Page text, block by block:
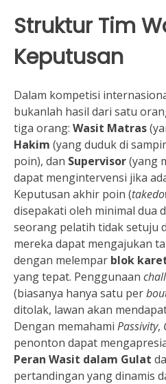
Struktur Tim
Keputusan
Dalam kompetisi
bukanlah hasil dari satu
tiga orang: Wasit Matras
Hakim (yang duduk di
poin), dan Supervisor(yang
dapat mengintervensi jika
Keputusan akhir poin (
disepakati oleh minimal dua
seorang pelatih tidak setuju
mereka dapat mengajukan
dengan melempar blok
yang tepat. Penggunaan
(biasanya hanya satu per
ditolak, lawan akan
Dengan memahami Passivity,
penonton dapat
Peran Wasit dalam Gulat
pertandingan yang dinamis